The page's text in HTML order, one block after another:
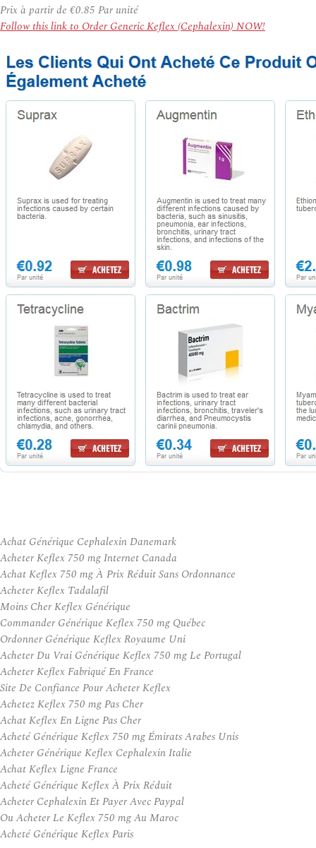
Prix à partir de €0.85 Par unité
Follow this link to Order Generic Keflex (Cephalexin) NOW!
Achat Générique Cephalexin Danemark
Acheter Keflex 750 mg Internet Canada
Achat Keflex 750 mg À Prix Réduit Sans Ordonnance
Acheter Keflex Tadalafil
Moins Cher Keflex Générique
Commander Générique Keflex 750 mg Québec
Ordonner Générique Keflex Royaume Uni
Acheter Du Vrai Générique Keflex 750 mg Le Portugal
Acheter Keflex Fabriqué En France
Site De Confiance Pour Acheter Keflex
Achetez Keflex 750 mg Pas Cher
Achat Keflex En Ligne Pas Cher
Acheté Générique Keflex 750 mg Émirats Arabes Unis
Acheter Générique Keflex Cephalexin Italie
Achat Keflex Ligne France
Acheté Générique Keflex À Prix Réduit
Acheter Cephalexin Et Payer Avec Paypal
Ou Acheter Le Keflex 750 mg Au Maroc
Acheté Générique Keflex Paris